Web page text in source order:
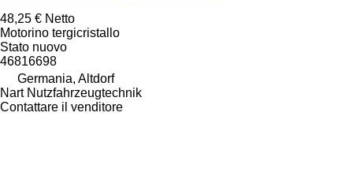
48,25 € Netto
Motorino tergicristallo
Stato nuovo
46816698
Germania, Altdorf
Nart Nutzfahrzeugtechnik
Contattare il venditore